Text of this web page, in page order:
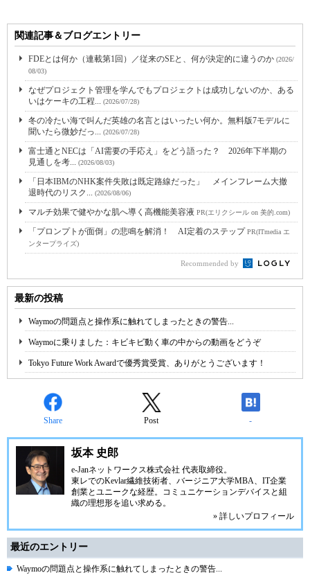
関連記事＆ブログエントリー
FDEとは何か（連載第1回）／従来のSEと、何が決定的に違うのか (2026/
08/03)
なぜプロジェクト管理を学んでもプロジェクトは成功しないのか、ある
いはケーキの工程... (2026/07/28)
冬の冷たい海で叫んだ英雄の名言とはいったい何か。無料版7モデルに
聞いたら微妙だっ... (2026/07/28)
富士通とNECは「AI需要の手応え」をどう語った？ 2026年下半期の
見通しを考... (2026/08/03)
「日本IBMのNHK案件失敗は既定路線だった」 メインフレーム大撤
退時代のリスク... (2026/08/06)
マルチ効果で健やかな肌へ導く高機能美容液 PR(エリクシール on 美的.com)
「プロンプトが面倒」の悲鳴を解消！ AI定着のステップPR(ITmedia エ
ンタープライズ)
Recommended by
最新の投稿
Waymoの問題点と操作系に触れてしまったときの警告...
Waymoに乗りました：キビキビ動く車の中からの動画をどうぞ
Tokyo Future Work Awardで優秀賞受賞、ありがとうございます！
Share Post -
坂本 史郎
e-Janネットワークス株式会社 代表取締役。
東レでのKevlar繊維技術者、 バージニア大学MBA、IT企業
創業とユニークな経歴。 コミュニケーションデバイスと組
織の理想形を追い求める。
» 詳しいプロフィール
最近のエントリー
Waymoの問題点と操作系に触れてしまったときの警告...